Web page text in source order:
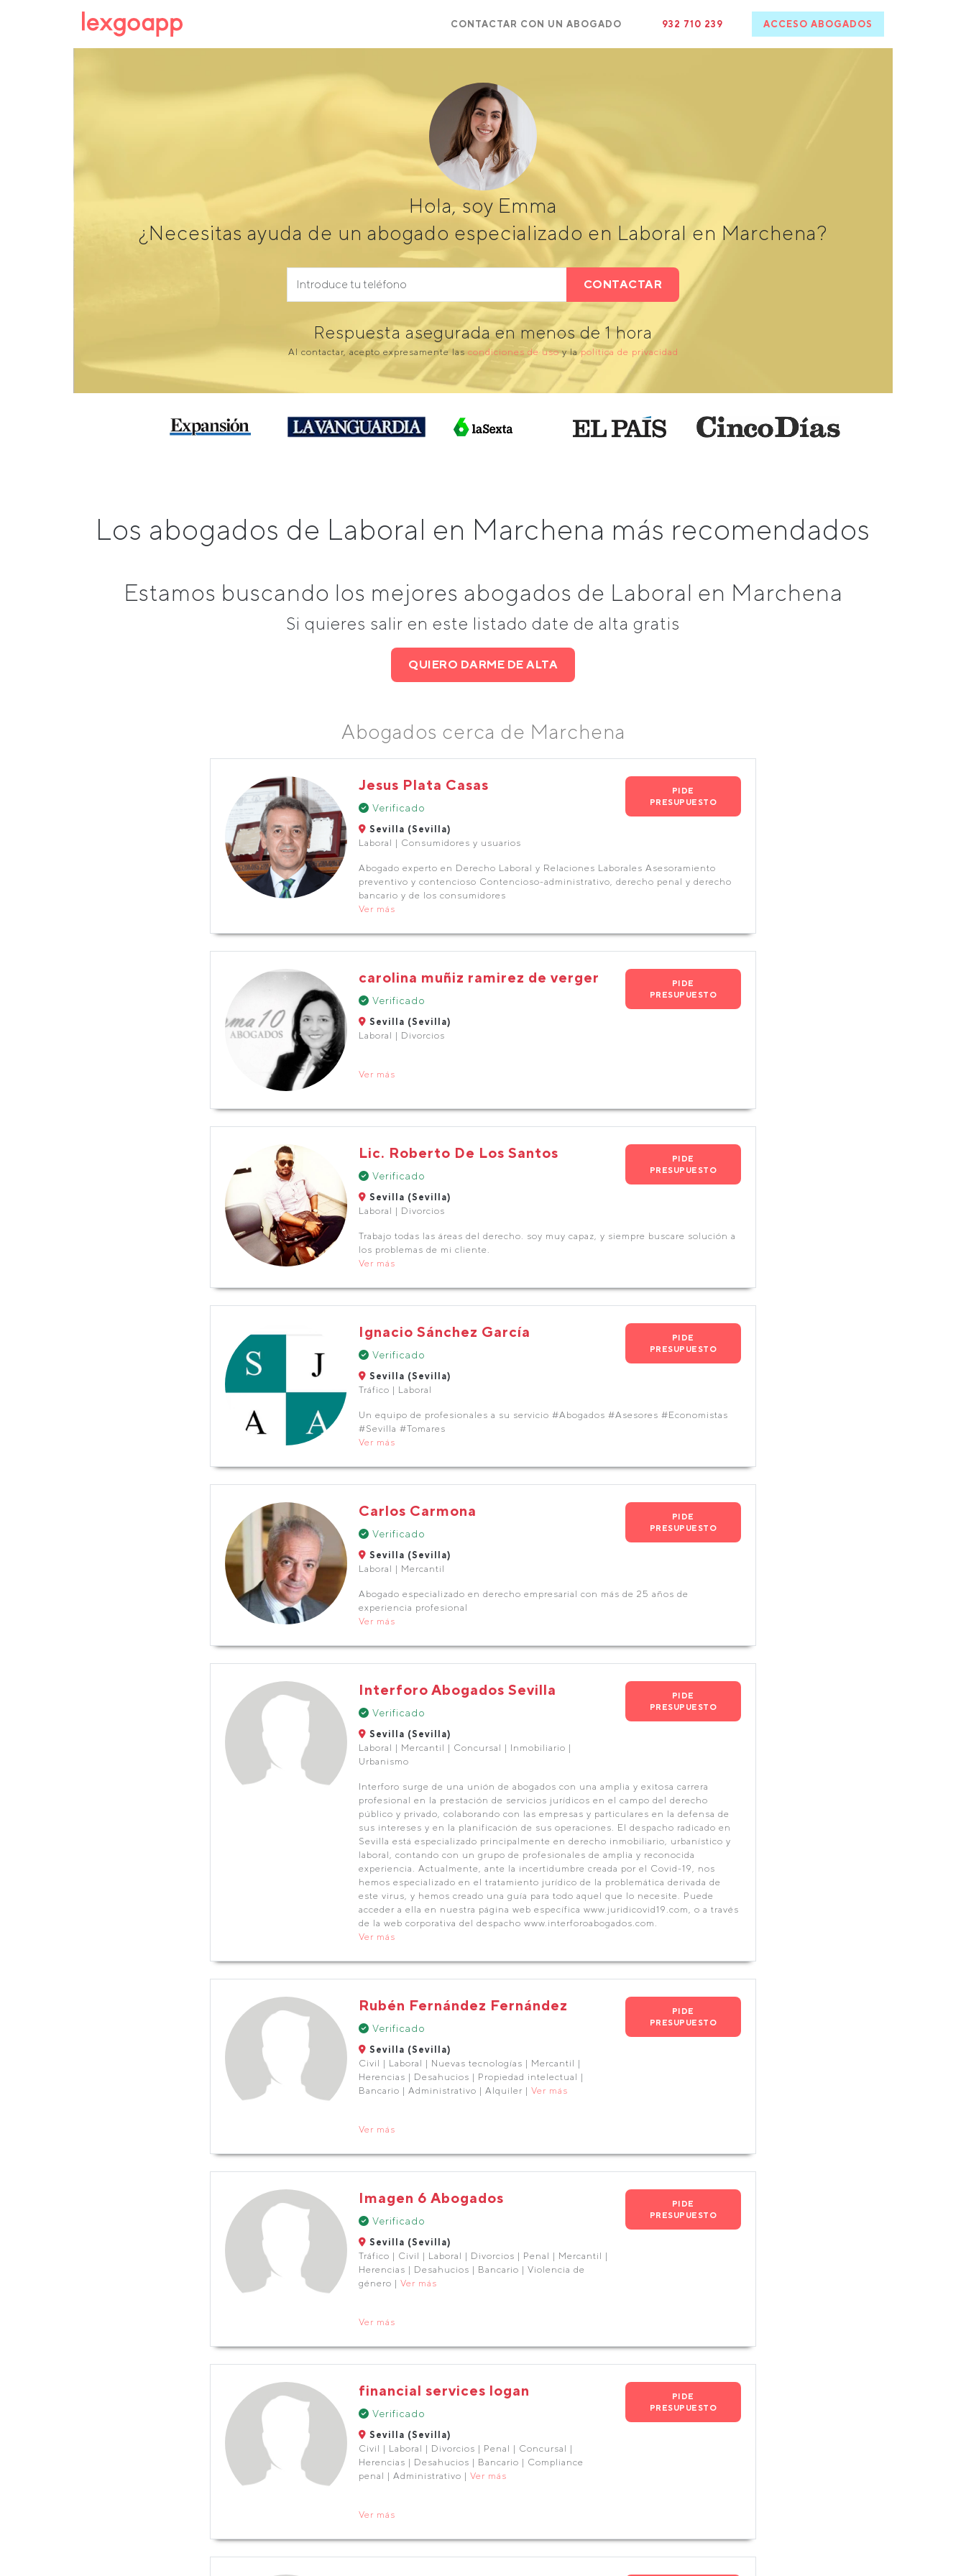
CONTACTAR CON UN ABOGADO 932 710 239 ACCESO ABOGADOS
Hola, soy Emma
¿Necesitas ayuda de un abogado especializado en Laboral en Marchena?
CONTACTAR
Respuesta asegurada en menos de 1 hora
Al contactar, acepto expresamente las condiciones de usoy lapolítica de privacidad
Los abogados de Laboral en Marchena más recomendados
Estamos buscando los mejores abogados de Laboral en Marchena
Si quieres salir en este listado date de alta gratis
QUIERO DARME DE ALTA
Abogados cerca de Marchena
Jesus Plata Casas
Verificado
Sevilla (Sevilla)
Laboral | Consumidores y usuarios
PIDE
PRESUPUESTO
Abogado experto en Derecho Laboral y Relaciones Laborales Asesoramiento
preventivo y contencioso Contencioso-administrativo, derecho penal y derecho
bancario y de los consumidores
Ver más
carolina muñiz ramirez de verger
Verificado
Sevilla (Sevilla)
Laboral | Divorcios
PIDE
PRESUPUESTO
Ver más
Lic. Roberto De Los Santos
Verificado
Sevilla (Sevilla)
Laboral | Divorcios
PIDE
PRESUPUESTO
Trabajo todas las áreas del derecho. soy muy capaz, y siempre buscare solución a
los problemas de mi cliente.
Ver más
Ignacio Sánchez García
Verificado
Sevilla (Sevilla)
Tráfico | Laboral
PIDE
PRESUPUESTO
Un equipo de profesionales a su servicio #Abogados #Asesores #Economistas
#Sevilla #Tomares
Ver más
Carlos Carmona
Verificado
Sevilla (Sevilla)
Laboral | Mercantil
PIDE
PRESUPUESTO
Abogado especializado en derecho empresarial con más de 25 años de
experiencia profesional
Ver más
Interforo Abogados Sevilla
Verificado
Sevilla (Sevilla)
Laboral | Mercantil | Concursal | Inmobiliario |
Urbanismo
PIDE
PRESUPUESTO
Interforo surge de una unión de abogados con una amplia y exitosa carrera
profesional en la prestación de servicios jurídicos en el campo del derecho
público y privado, colaborando con las empresas y particulares en la defensa de
sus intereses y en la planificación de sus operaciones. El despacho radicado en
Sevilla está especializado principalmente en derecho inmobiliario, urbanístico y
laboral, contando con un grupo de profesionales de amplia y reconocida
experiencia. Actualmente, ante la incertidumbre creada por el Covid-19, nos
hemos especializado en el tratamiento jurídico de la problemática derivada de
este virus, y hemos creado una guía para todo aquel que lo necesite. Puede
acceder a ella en nuestra página web específica www.juridicovid19.com, o a través
de la web corporativa del despacho www.interforoabogados.com.
Ver más
Rubén Fernández Fernández
Verificado
Sevilla (Sevilla)
Civil | Laboral | Nuevas tecnologías | Mercantil |
Herencias | Desahucios | Propiedad intelectual |
Bancario | Administrativo | Alquiler | Ver más
PIDE
PRESUPUESTO
Ver más
Imagen 6 Abogados
Verificado
Sevilla (Sevilla)
Tráfico | Civil | Laboral | Divorcios | Penal | Mercantil |
Herencias | Desahucios | Bancario | Violencia de
género | Ver más
PIDE
PRESUPUESTO
Ver más
financial services logan
Verificado
Sevilla (Sevilla)
Civil | Laboral | Divorcios | Penal | Concursal |
Herencias | Desahucios | Bancario | Compliance
penal | Administrativo | Ver más
PIDE
PRESUPUESTO
Ver más